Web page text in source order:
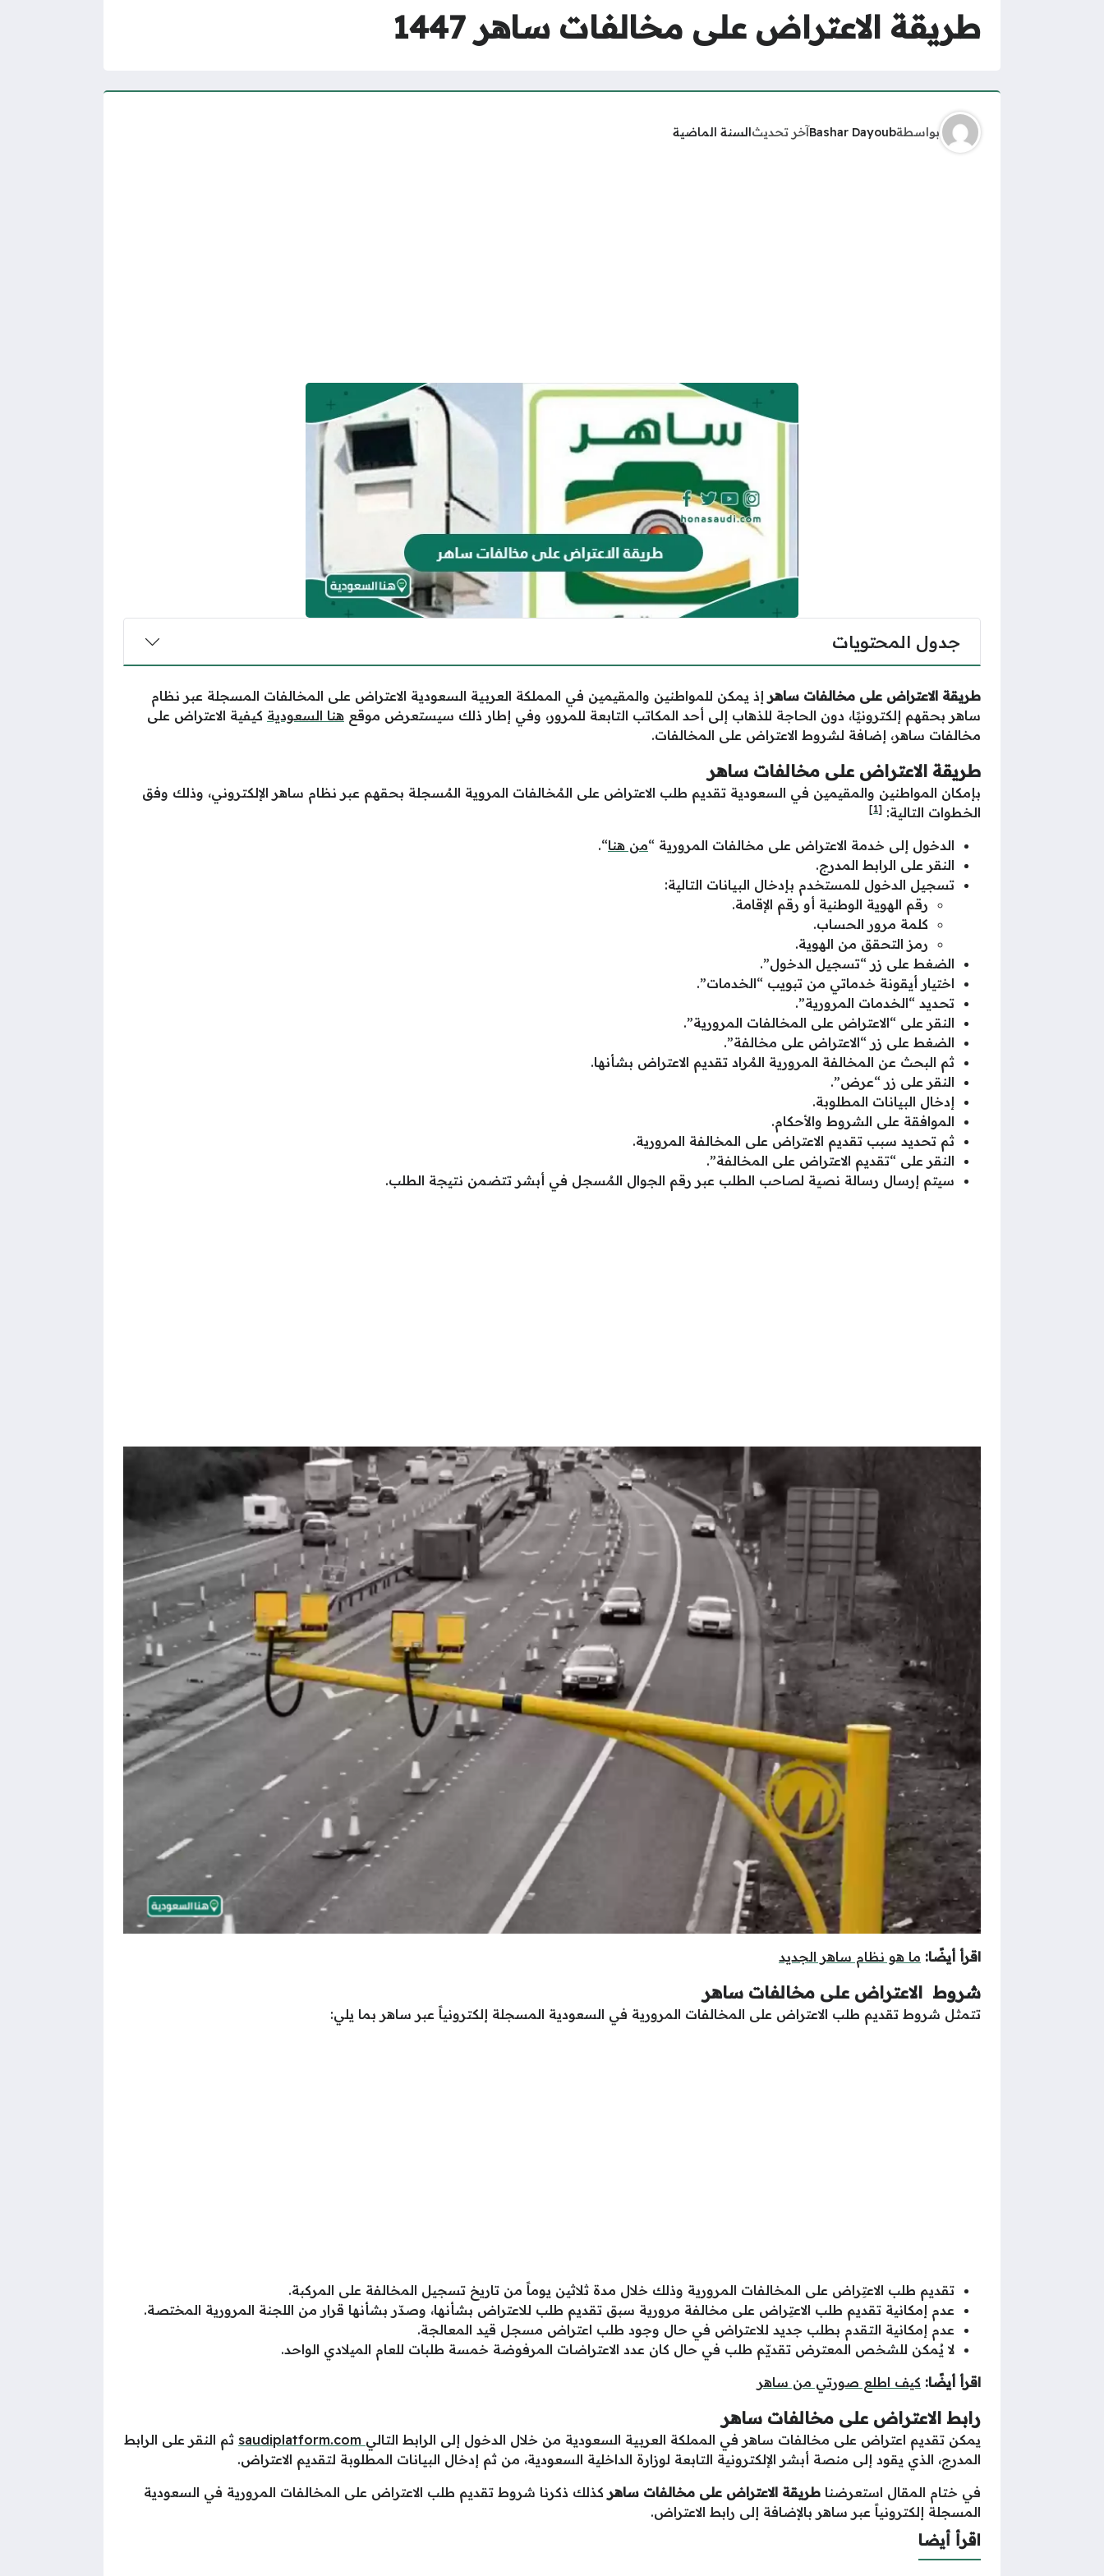
طريقة الاعتراض على مخالفات ساهر 1447
بواسطةBashar Dayoubآخر تحديثالسنة الماضية
جدول المحتويات
طريقة الاعتراض على مخالفات ساهر إذ يمكن للمواطنين والمقيمين في المملكة العربية السعودية الاعتراض على المخالفات المسجلة عبر نظام
ساهر بحقهم إلكترونيًا، دون الحاجة للذهاب إلى أحد المكاتب التابعة للمرور، وفي إطار ذلك سيستعرض موقع هنا السعودية كيفية الاعتراض على
مخالفات ساهر، إضافة لشروط الاعتراض على المخالفات.
طريقة الاعتراض على مخالفات ساهر
بإمكان المواطنين والمقيمين في السعودية تقديم طلب الاعتراض على المُخالفات المروية المُسجلة بحقهم عبر نظام ساهر الإلكتروني، وذلك وفق
الخطوات التالية: [1]
الدخول إلى خدمة الاعتراض على مخالفات المرورية “من هنا“.
النقر على الرابط المدرج.
تسجيل الدخول للمستخدم بإدخال البيانات التالية:
رقم الهوية الوطنية أو رقم الإقامة.
كلمة مرور الحساب.
رمز التحقق من الهوية.
الضغط على زر “تسجيل الدخول”.
اختيار أيقونة خدماتي من تبويب “الخدمات”.
تحديد “الخدمات المرورية”.
النقر على “الاعتراض على المخالفات المرورية”.
الضغط على زر “الاعتراض على مخالفة”.
ثم البحث عن المخالفة المرورية المُراد تقديم الاعتراض بشأنها.
النقر على زر “عرض”.
إدخال البيانات المطلوبة.
الموافقة على الشروط والأحكام.
ثم تحديد سبب تقديم الاعتراض على المخالفة المرورية.
النقر على “تقديم الاعتراض على المخالفة”.
سيتم إرسال رسالة نصية لصاحب الطلب عبر رقم الجوال المُسجل في أبشر تتضمن نتيجة الطلب.
اقرأ أيضًا: ما هو نظام ساهر الجديد
شروط الاعتراض على مخالفات ساهر
تتمثل شروط تقديم طلب الاعتراض على المخالفات المرورية في السعودية المسجلة إلكترونياً عبر ساهر بما يلي:
تقديم طلب الاعتِراض على المخالفات المرورية وذلك خلال مدة ثلاثين يوماً من تاريخ تسجيل المخالفة على المركبة.
عدم إمكانية تقديم طلب الاعتِراض على مخالفة مرورية سبق تقديم طلب للاعتراض بشأنها، وصدّر بشأنها قرار من اللجنة المرورية المختصة.
عدم إمكانية التقدم بطلب جديد للاعتراض في حال وجود طلب اعتراض مسجل قيد المعالجة.
لا يُمكن للشخص المعترض تقديّم طلب في حال كان عدد الاعتراضات المرفوضة خمسة طلبات للعام الميلادي الواحد.
اقرأ أيضًا: كيف اطلع صورتي من ساهر
رابط الاعتراض على مخالفات ساهر
يمكن تقديم اعتراض على مخالفات ساهر في المملكة العربية السعودية من خلال الدخول إلى الرابط التالي
ثم النقر على الرابط
المدرج، الذي يقود إلى منصة أبشر الإلكترونية التابعة لوزارة الداخلية السعودية، من ثم إدخال البيانات المطلوبة لتقديم الاعتراض.
في ختام المقال استعرضنا طريقة الاعتراض على مخالفات ساهر كذلك ذكرنا شروط تقديم طلب الاعتراض على المخالفات المرورية في السعودية
المسجلة إلكترونياً عبر ساهر بالإضافة إلى رابط الاعتراض.
اقرأ أيضا